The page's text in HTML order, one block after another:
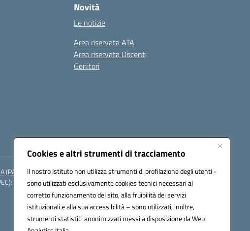
Cookies e altri strumenti di tracciamento
Il nostro Istituto non utilizza strumenti di profilazione degli utenti -
sono utilizzati esclusivamente cookies tecnici necessari al
corretto funzionamento del sito, alla fruibilità dei servizi
istituzionali e alla sua accessibilità – sono utilizzati, inoltre,
strumenti statistici anonimizzati messi a disposizione da Web
Novità
Le notizie
Area riservata ATA
Area riservata Docenti
Genitori
(PA)
paic820003@pec.istruzione.it